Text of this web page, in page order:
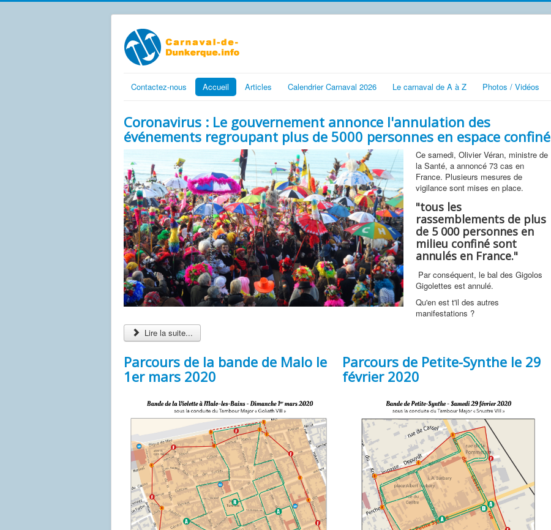
Contactez-nous Accueil Articles Calendrier Carnaval 2026 Le carnaval de A à Z Photos / Vidéos
Coronavirus : Le gouvernement annonce l'annulation des
événements regroupant plus de 5000 personnes en espace confiné
Ce samedi, Olivier Véran, ministre de
la Santé, a annoncé 73 cas en
France. Plusieurs mesures de
vigilance sont mises en place.
"tous les
rassemblements de plus
de 5 000 personnes en
milieu confiné sont
annulés en France."
Par conséquent, le bal des Gigolos
Gigolettes est annulé.
Qu'en est t'il des autres
manifestations ?
Lire la suite...
Parcours de la bande de Malo le
1er mars 2020
Parcours de Petite-Synthe le 29
février 2020